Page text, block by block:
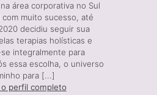
área corporativa no Sul
com muito sucesso, até
decidiu seguir sua
terapias holísticas e
integralmente para
essa escolha, o universo
para [...]
o perfil completo